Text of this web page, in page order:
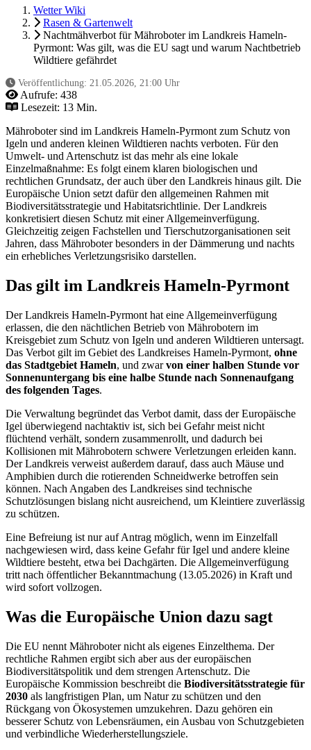
Wetter Wiki
Rasen & Gartenwelt
Nachtmähverbot für Mähroboter im Landkreis Hameln-
Pyrmont: Was gilt, was die EU sagt und warum Nachtbetrieb
Wildtiere gefährdet
Veröffentlichung: 21.05.2026, 21:00 Uhr
Aufrufe: 438
Lesezeit: 13 Min.
Mähroboter sind im Landkreis Hameln-Pyrmont zum Schutz von
Igeln und anderen kleinen Wildtieren nachts verboten. Für den
Umwelt- und Artenschutz ist das mehr als eine lokale
Einzelmaßnahme: Es folgt einem klaren biologischen und
rechtlichen Grundsatz, der auch über den Landkreis hinaus gilt. Die
Europäische Union setzt dafür den allgemeinen Rahmen mit
Biodiversitätsstrategie und Habitatsrichtlinie. Der Landkreis
konkretisiert diesen Schutz mit einer Allgemeinverfügung.
Gleichzeitig zeigen Fachstellen und Tierschutzorganisationen seit
Jahren, dass Mähroboter besonders in der Dämmerung und nachts
ein erhebliches Verletzungsrisiko darstellen.
Das gilt im Landkreis Hameln-Pyrmont
Der Landkreis Hameln-Pyrmont hat eine Allgemeinverfügung
erlassen, die den nächtlichen Betrieb von Mährobotern im
Kreisgebiet zum Schutz von Igeln und anderen Wildtieren untersagt.
Das Verbot gilt im Gebiet des Landkreises Hameln-Pyrmont, ohne
das Stadtgebiet Hameln, und zwarvon einer halben Stunde vor
Sonnenuntergang bis eine halbe Stunde nach Sonnenaufgang
des folgenden Tages.
Die Verwaltung begründet das Verbot damit, dass der Europäische
Igel überwiegend nachtaktiv ist, sich bei Gefahr meist nicht
flüchtend verhält, sondern zusammenrollt, und dadurch bei
Kollisionen mit Mährobotern schwere Verletzungen erleiden kann.
Der Landkreis verweist außerdem darauf, dass auch Mäuse und
Amphibien durch die rotierenden Schneidwerke betroffen sein
können. Nach Angaben des Landkreises sind technische
Schutzlösungen bislang nicht ausreichend, um Kleintiere zuverlässig
zu schützen.
Eine Befreiung ist nur auf Antrag möglich, wenn im Einzelfall
nachgewiesen wird, dass keine Gefahr für Igel und andere kleine
Wildtiere besteht, etwa bei Dachgärten. Die Allgemeinverfügung
tritt nach öffentlicher Bekanntmachung (13.05.2026) in Kraft und
wird sofort vollzogen.
Was die Europäische Union dazu sagt
Die EU nennt Mähroboter nicht als eigenes Einzelthema. Der
rechtliche Rahmen ergibt sich aber aus der europäischen
Biodiversitätspolitik und dem strengen Artenschutz. Die
Europäische Kommission beschreibt die Biodiversitätsstrategie für
2030 als langfristigen Plan, um Natur zu schützen und den
Rückgang von Ökosystemen umzukehren. Dazu gehören ein
besserer Schutz von Lebensräumen, ein Ausbau von Schutzgebieten
und verbindliche Wiederherstellungsziele.